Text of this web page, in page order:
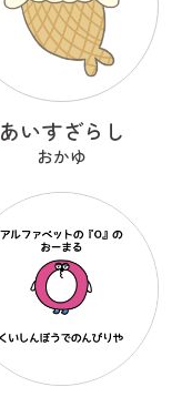
あいすざらし
おかゆ